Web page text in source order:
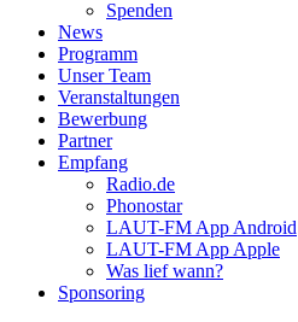
Spenden
News
Programm
Unser Team
Veranstaltungen
Bewerbung
Partner
Empfang
Radio.de
Phonostar
LAUT-FM App Android
LAUT-FM App Apple
Was lief wann?
Sponsoring